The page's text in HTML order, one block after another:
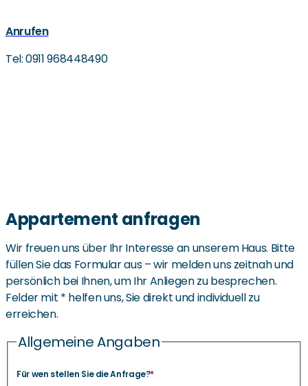
Anrufen
Tel: 0911 968448490
Appartement anfragen
Wir freuen uns über Ihr Interesse an unserem Haus. Bitte
füllen Sie das Formular aus – wir melden uns zeitnah und
persönlich bei Ihnen, um Ihr Anliegen zu besprechen.
Felder mit * helfen uns, Sie direkt und individuell zu
erreichen.
Für wen stellen Sie die Anfrage?*
Allgemeine Angaben